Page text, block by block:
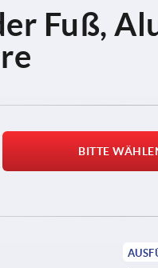
Fuß,
BITTE